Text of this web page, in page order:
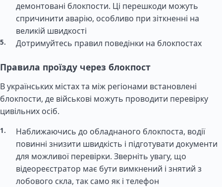
демонтовані блокпости. Ці перешкоди можуть
спричинити аварію, особливо при зіткненні на
великій швидкості
Дотримуйтесь правил поведінки на блокпостах
Правила проїзду через блокпост
В українських містах та між регіонами встановлені
блокпости, де військові можуть проводити перевірку
цивільних осіб.
Наближаючись до обладнаного блокпоста, водії
повинні знизити швидкість і підготувати документи
для можливої перевірки. Зверніть увагу, що
відеореєстратор має бути вимкнений і знятий з
лобового скла, так само як і телефон